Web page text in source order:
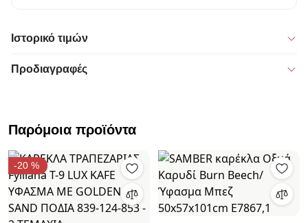
Ιστορικό τιμών
Προδιαγραφές
Παρόμοια προϊόντα
-20 %